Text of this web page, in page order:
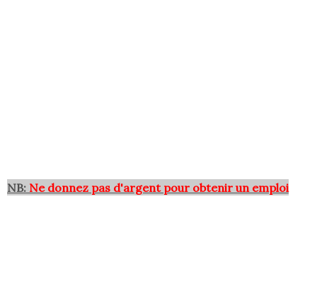
NB: Ne donnez pas d'argent pour obtenir un emploi